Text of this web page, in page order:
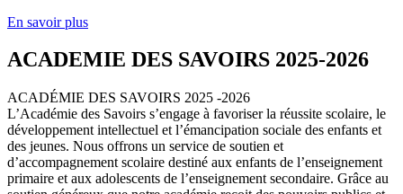
En savoir plus
ACADEMIE DES SAVOIRS 2025-2026
ACADÉMIE DES SAVOIRS 2025 -2026
L’Académie des Savoirs s’engage à favoriser la réussite scolaire, le
développement intellectuel et l’émancipation sociale des enfants et
des jeunes. Nous offrons un service de soutien et
d’accompagnement scolaire destiné aux enfants de l’enseignement
primaire et aux adolescents de l’enseignement secondaire. Grâce au